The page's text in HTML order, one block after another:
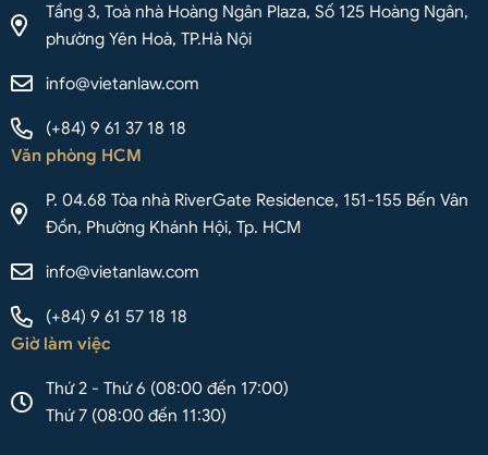
Tầng 3, Toà nhà Hoàng Ngân Plaza, Số 125 Hoàng Ngân,
phường Yên Hoà, TP.Hà Nội
info@vietanlaw.com
(+84) 9 61 37 18 18
Văn phòng HCM
P. 04.68 Tòa nhà RiverGate Residence, 151-155 Bến Vân
Đồn, Phường Khánh Hội, Tp. HCM
info@vietanlaw.com
(+84) 9 61 57 18 18
Giờ làm việc
Thứ 2 - Thứ 6 (08:00 đến 17:00)
Thứ 7 (08:00 đến 11:30)